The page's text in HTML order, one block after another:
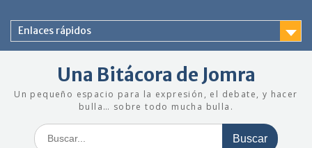
contenido
Enlaces rápidos
Una Bitácora de Jomra
Un pequeño espacio para la expresión, el debate, y hacer
bulla… sobre todo mucha bulla.
Buscar: